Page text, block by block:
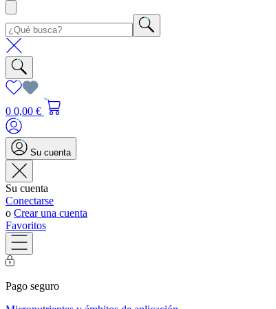
0 0,00 €
Su cuenta
Su cuenta
Conectarse
o Crear una cuenta
Favoritos
Pago seguro